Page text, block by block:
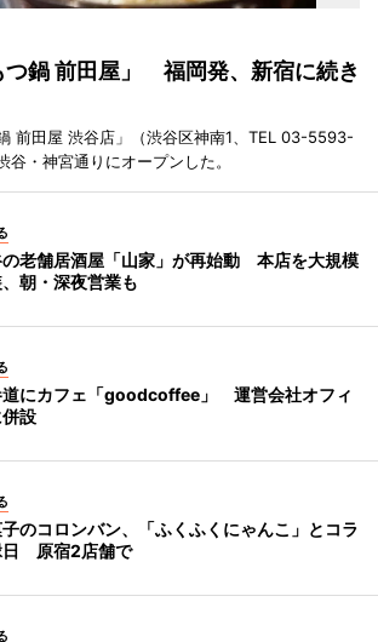
つ鍋 前田屋」 福岡発、新宿に続き
前田屋 渋谷店」（渋谷区神南1、TEL 03-5593-
・神宮通りにオープンした。
老舗居酒屋「山家」が再始動 本店を大規模
朝・深夜営業も
道にカフェ「goodcoffee」 運営会社オフィ
設
のコロンバン、「ふくふくにゃんこ」とコラ
日 原宿2店舗で